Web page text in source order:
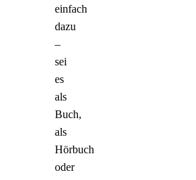
einfach
dazu
–
sei
es
als
Buch,
als
Hörbuch
oder